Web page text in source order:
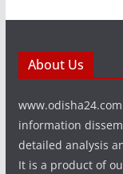
About Us
information
detailed analysis
It is a product of